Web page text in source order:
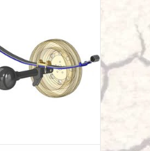
Einzelbereift, mit
ab Werk
HINZUFÜGEN